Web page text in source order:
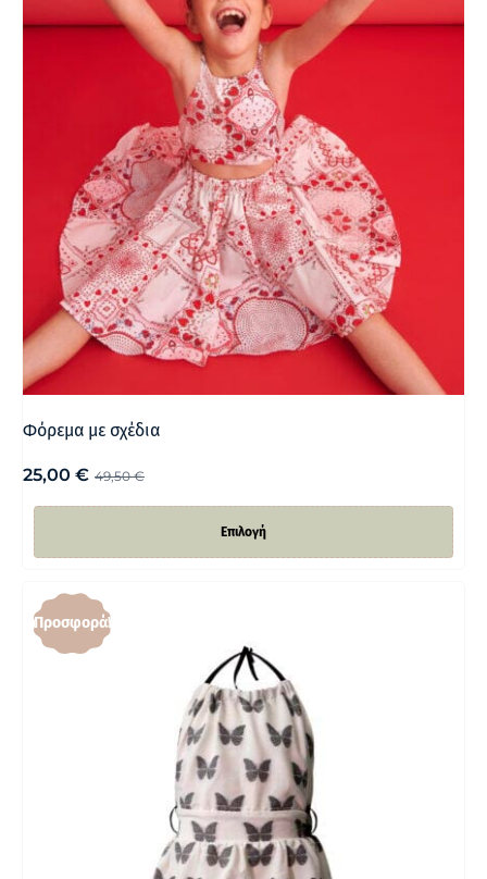
Φόρεμα με σχέδια
49,50€
25,00 €
Επιλογή
Προσφορά!